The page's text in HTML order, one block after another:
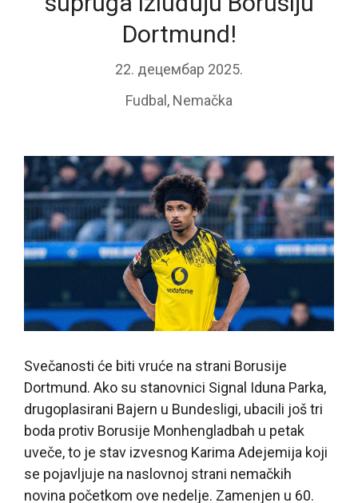
Dortmund!
22. децембар 2025.
Fudbal , Nemačka
Svečanosti će biti vruće na strani Borusije
Dortmund. Ako su stanovnici Signal Iduna Parka,
drugoplasirani Bajern u Bundesligi, ubacili još tri
boda protiv Borusije Monhengladbah u petak
uveče, to je stav izvesnog Karima Adejemija koji
se pojavljuje na naslovnoj strani nemačkih
novina početkom ove nedelje. Zamenjen u 60.